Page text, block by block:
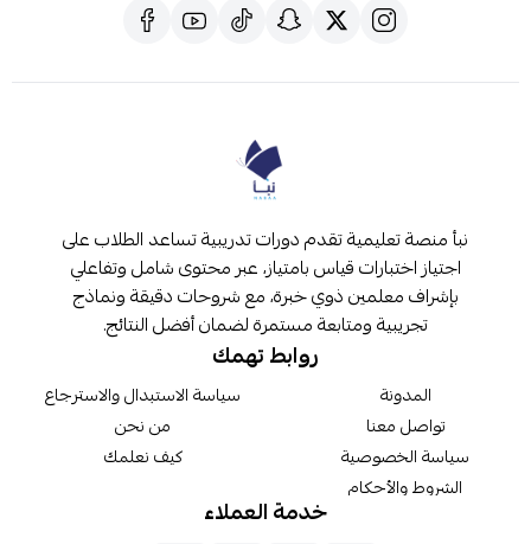
نبأ منصة تعليمية تقدم دورات تدريبية تساعد الطلاب على
اجتياز اختبارات قياس بامتياز، عبر محتوى شامل وتفاعلي
بإشراف معلمين ذوي خبرة، مع شروحات دقيقة ونماذج
تجريبية ومتابعة مستمرة لضمان أفضل النتائج.
روابط تهمك
المدونة
تواصل معنا
سياسة الخصوصية
الشروط والأحكام
سياسة الاستبدال والاسترجاع
من نحن
كيف نعلمك
خدمة العملاء